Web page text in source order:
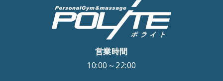
営業時間
10:00～22:00